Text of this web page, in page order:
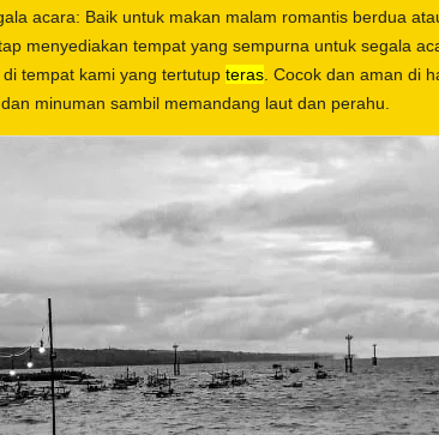
acara: Baik untuk makan malam romantis berdua
menyediakan tempat yang sempurna untuk segala
tempat kami yang tertutup teras. Cocok dan aman di
minuman sambil memandang laut dan perahu.